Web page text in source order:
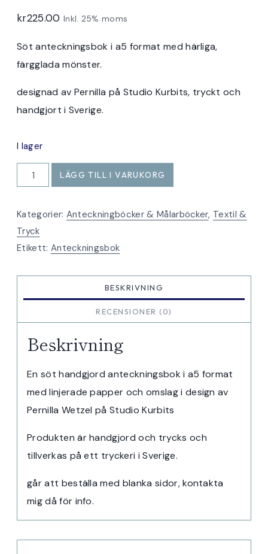
kr225.00 Inkl. 25% moms
Söt anteckningsbok i a5 format med härliga,
färgglada mönster.
designad av Pernilla på Studio Kurbits, tryckt och
handgjort i Sverige.
I lager
Anteckningsbok
Bispberg
LÄGG TILL I VARUKORG
Kategorier: Anteckningböcker & Målarböcker, Textil &
Tryck
Etikett: Anteckningsbok
BESKRIVNING
RECENSIONER (0)
Beskrivning
En söt handgjord anteckningsbok i a5 format
med linjerade papper och omslag i design av
Pernilla Wetzel på Studio Kurbits
Produkten är handgjord och trycks och
tillverkas på ett tryckeri i Sverige.
går att beställa med blanka sidor, kontakta
mig då för info.